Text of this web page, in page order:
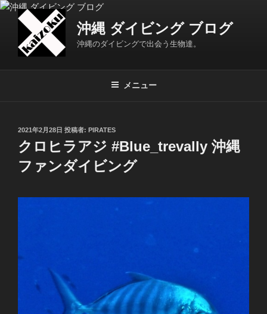
コ
沖縄 ダイビング ブログ
沖縄のダイビングで出会う生物達。
メニュー
投
稿
日:
2021年2月28日 投稿者: PIRATES
クロヒラアジ #Blue_trevally 沖縄
ファンダイビング